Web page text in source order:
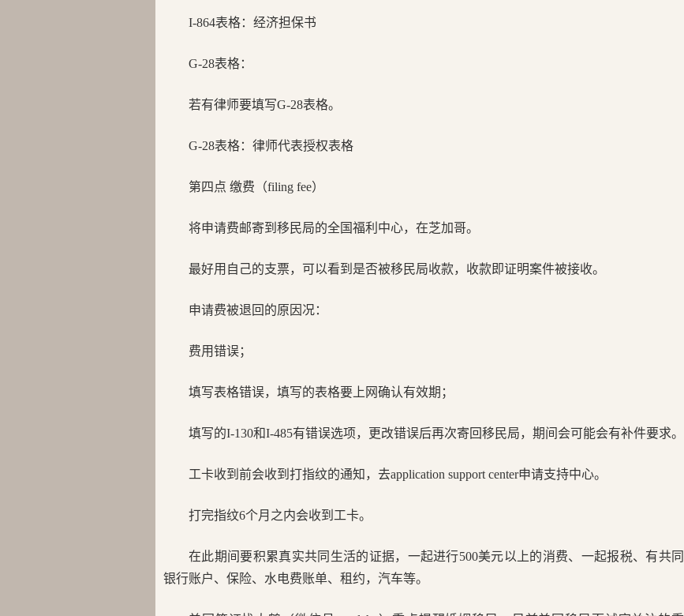
I-864表格：经济担保书
G-28表格：
若有律师要填写G-28表格。
G-28表格：律师代表授权表格
第四点 缴费（filing fee）
将申请费邮寄到移民局的全国福利中心，在芝加哥。
最好用自己的支票，可以看到是否被移民局收款，收款即证明案件被接收。
申请费被退回的原因况：
费用错误；
填写表格错误，填写的表格要上网确认有效期；
填写的I-130和I-485有错误选项，更改错误后再次寄回移民局，期间会可能会有补件要求。
工卡收到前会收到打指纹的通知，去application support center申请支持中心。
打完指纹6个月之内会收到工卡。
在此期间要积累真实共同生活的证据，一起进行500美元以上的消费、一起报税、有共同
银行账户、保险、水电费账单、租约，汽车等。